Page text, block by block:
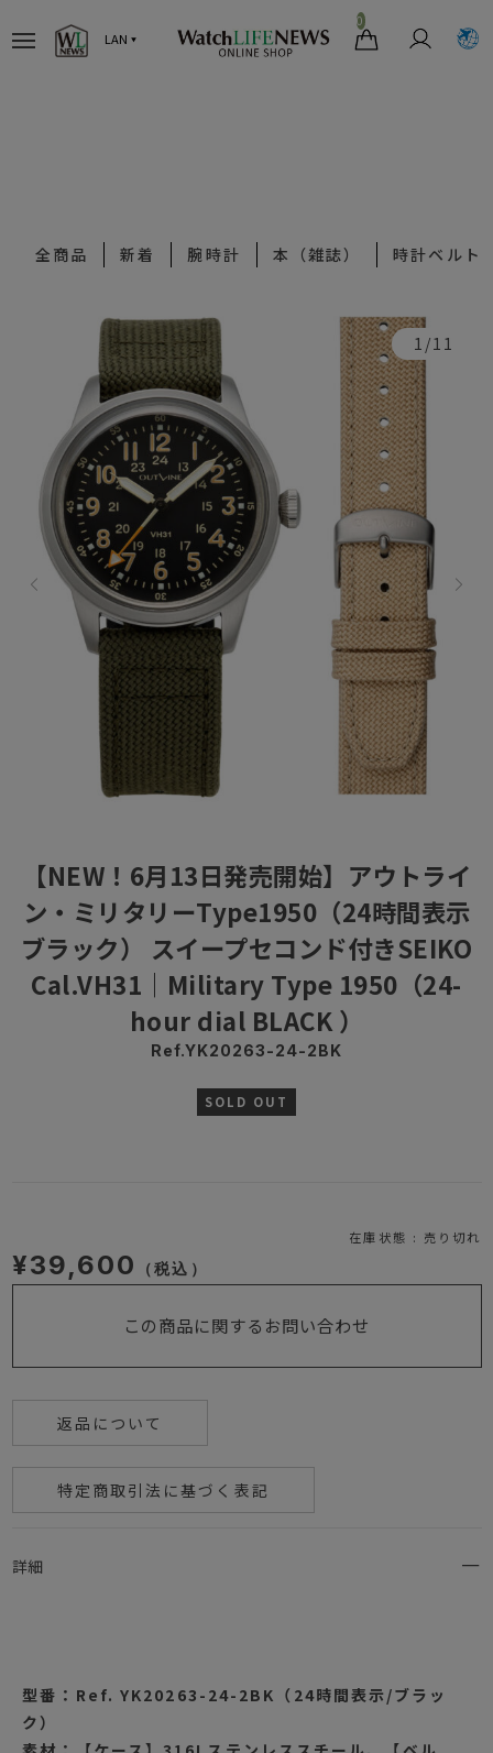
LAN
0
全商品 新着 腕時計 本（雑誌） 時計ベルト
1/11
【NEW！6月13日発売開始】アウトライ
ン・ミリタリーType1950（24時間表示
ブラック） スイープセコンド付きSEIKO
Cal.VH31｜Military Type 1950（24-
hour dial BLACK ）
Ref.YK20263-24-2BK
SOLD OUT
在庫状態 : 売り切れ
¥39,600 （税込）
この商品に関するお問い合わせ
返品について
特定商取引法に基づく表記
詳細
型番：Ref. YK20263-24-2BK（24時間表示/ブラッ
ク）